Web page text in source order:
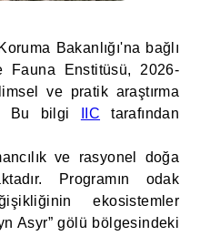
Bakanlığı'na bağlı
Enstitüsü, 2026-
ve pratik araştırma
Bu bilgi
IIC tarafından
ve rasyonel doğa
Programın odak
ekosistemler
Asyr” gölü bölgesindeki